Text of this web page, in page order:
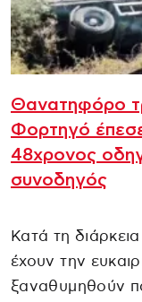
Θανατηφόρο
Φορτηγό
48χρονος
συνοδηγός
Κατά τη
έχουν την
ξαναθυμηθούν